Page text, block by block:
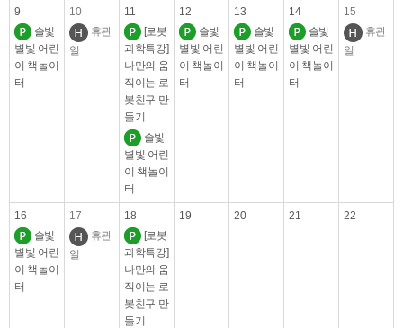
9
솔빛
별빛 어린
이 책놀이
터
10
휴관
일
11
[로봇
과학특강]
나만의 움
직이는 로
봇친구 만
들기
솔빛
별빛 어린
이 책놀이
터
12
솔빛
별빛 어린
이 책놀이
터
13
솔빛
별빛 어린
이 책놀이
터
14
솔빛
별빛 어린
이 책놀이
터
15
휴관
일
16
솔빛
별빛 어린
이 책놀이
터
17
휴관
일
18
[로봇
과학특강]
나만의 움
직이는 로
봇친구 만
들기
19 20 21 22